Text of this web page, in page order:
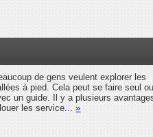
de gens veulent explorer les
à pied. Cela peut se faire seul
un guide. Il y a plusieurs
les service...»